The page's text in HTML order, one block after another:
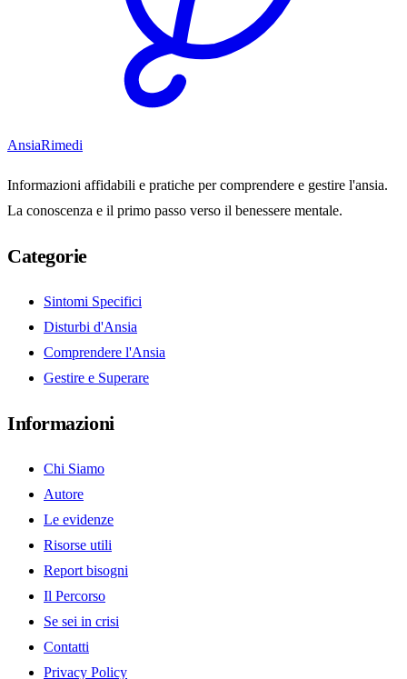
AnsiaRimedi
Informazioni affidabili e pratiche per comprendere e gestire l'ansia.
La conoscenza e il primo passo verso il benessere mentale.
Categorie
Sintomi Specifici
Disturbi d'Ansia
Comprendere l'Ansia
Gestire e Superare
Informazioni
Chi Siamo
Autore
Le evidenze
Risorse utili
Report bisogni
Il Percorso
Se sei in crisi
Contatti
Privacy Policy